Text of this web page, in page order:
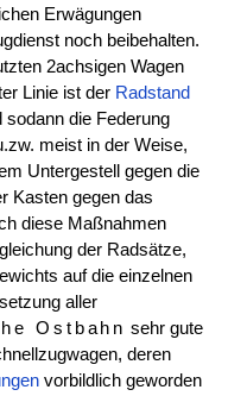
Erwägungen
noch beibehalten.
2achsigen Wagen
Linie ist der Radstand
die Federung
meist in der Weise,
Untergestell gegen die
Kasten gegen das
diese Maßnahmen
der Radsätze,
auf die einzelnen
aller
Ostbahn sehr gute
deren
vorbildlich geworden